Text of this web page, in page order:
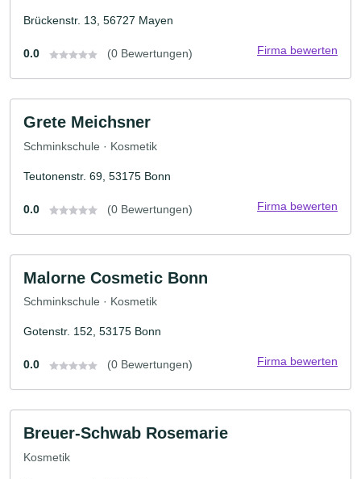
Brückenstr. 13, 56727 Mayen
0.0 (0 Bewertungen) Firma bewerten
Grete Meichsner
Schminkschule · Kosmetik
Teutonenstr. 69, 53175 Bonn
0.0 (0 Bewertungen) Firma bewerten
Malorne Cosmetic Bonn
Schminkschule · Kosmetik
Gotenstr. 152, 53175 Bonn
0.0 (0 Bewertungen) Firma bewerten
Breuer-Schwab Rosemarie
Kosmetik